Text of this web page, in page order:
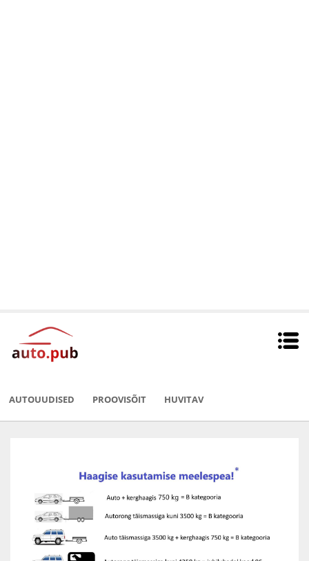
AUTOUUDISED PROOVISÕIT HUVITAV